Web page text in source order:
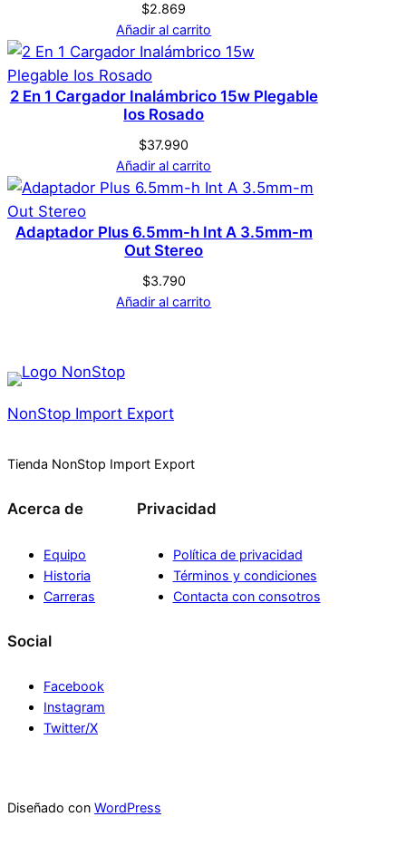
$2.869
Añadir al carrito
2 En 1 Cargador Inalámbrico 15w Plegable
Ios Rosado
$37.990
Añadir al carrito
Adaptador Plus 6.5mm-h Int A 3.5mm-m
Out Stereo
$3.790
Añadir al carrito
NonStop Import Export
Tienda NonStop Import Export
Acerca de
Equipo
Historia
Carreras
Privacidad
Política de privacidad
Términos y condiciones
Contacta con consotros
Social
Facebook
Instagram
Twitter/X
Diseñado con WordPress